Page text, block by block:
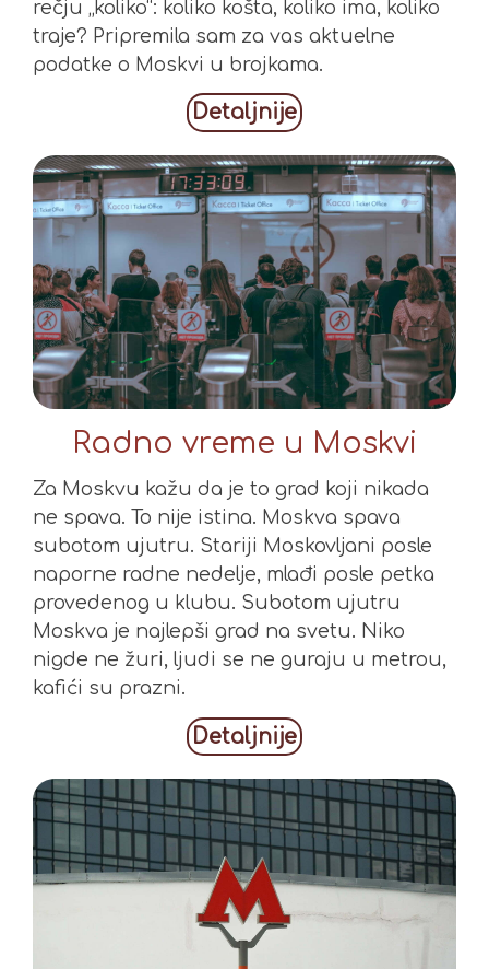
rečju „koliko“: koliko košta, koliko ima, koliko
traje? Pripremila sam za vas aktuelne
podatke o Moskvi u brojkama.
Detaljnije
Radno vreme u Moskvi
Za Moskvu kažu da je to grad koji nikada
ne spava. To nije istina. Moskva spava
subotom ujutru. Stariji Moskovljani posle
naporne radne nedelje, mlađi posle petka
provedenog u klubu. Subotom ujutru
Moskva je najlepši grad na svetu. Niko
nigde ne žuri, ljudi se ne guraju u metrou,
kafići su prazni.
Detaljnije